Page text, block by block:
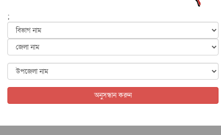
৬ আগস্ট, ২০২৬
জুলাইয়ের কৃতিত্ব নেওয়ার জন্য সবাই প্রতিযোগিতায় নেমেছে :
৬ আগস্ট, ২০২৬
৬ আগস্ট, ২০২৬
;
অনুসন্ধান করুন